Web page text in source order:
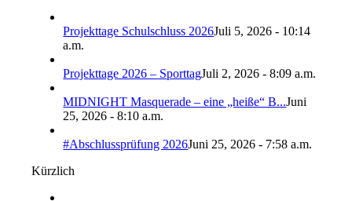
Projekttage Schulschluss 2026Juli 5, 2026 - 10:14
a.m.
Projekttage 2026 – SporttagJuli 2, 2026 - 8:09 a.m.
MIDNIGHT Masquerade – eine „heiße“ B...Juni
25, 2026 - 8:10 a.m.
#Abschlussprüfung 2026Juni 25, 2026 - 7:58 a.m.
Kürzlich